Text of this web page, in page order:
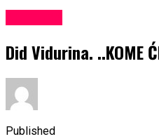
Did Vidurina. ..KOME
Published